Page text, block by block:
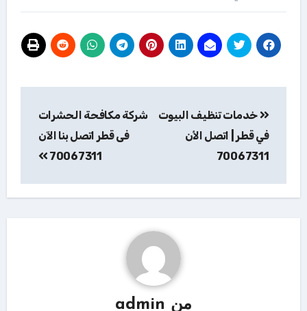
المقالات
خدمات تنظيف البيوت
في قطر | اتصل الأن
70067311
شركة مكافحة الحشرات
فى قطر اتصل بنا الآن
70067311
من admin